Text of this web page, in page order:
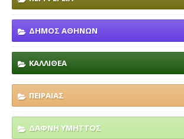
ΔΗΜΟΣ ΑΘΗΝΩΝ
ΚΑΛΛΙΘΕΑ
ΠΕΙΡΑΙΑΣ
ΔΑΦΝΗ ΥΜΗΤΤΟΣ